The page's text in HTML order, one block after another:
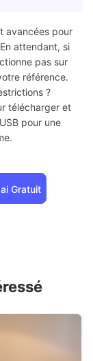
avancées pour
attendant, si
pas sur
référence.
?
télécharger et
pour une
Gratuit